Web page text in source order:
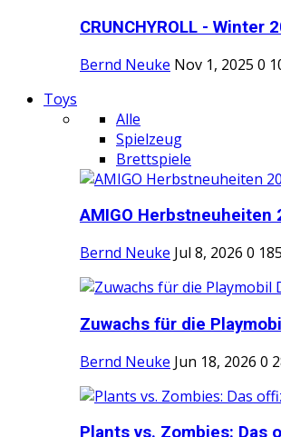
CRUNCHYROLL - Winter
Bernd Neuke Nov 1, 2025 0
Toys
Alle
Spielzeug
Brettspiele
AMIGO Herbstneuheiten
Bernd Neuke Jul 8, 2026 0 185
Zuwachs für die
Bernd Neuke Jun 18, 2026 0
Plants vs. Zombies: Das